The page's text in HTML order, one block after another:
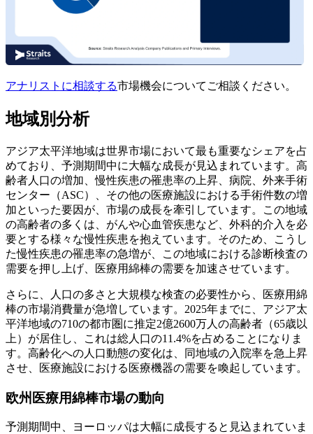
アナリストに相談する市場機会についてご相談ください。
地域別分析
アジア太平洋地域は世界市場において最も重要なシェアを占
めており、予測期間中に大幅な成長が見込まれています。高
齢者人口の増加、慢性疾患の罹患率の上昇、病院、外来手術
センター（ASC）、その他の医療施設における手術件数の増
加といった要因が、市場の成長を牽引しています。この地域
の高齢者の多くは、がんや心血管疾患など、外科的介入を必
要とする様々な慢性疾患を抱えています。そのため、こうし
た慢性疾患の罹患率の急増が、この地域における診断検査の
需要を押し上げ、医療用綿棒の需要を加速させています。
さらに、人口の多さと大規模な検査の必要性から、医療用綿
棒の市場消費量が急増しています。2025年までに、アジア太
平洋地域の710の都市圏に推定2億2600万人の高齢者（65歳以
上）が居住し、これは総人口の11.4%を占めることになりま
す。高齢化への人口動態の変化は、同地域の入院率を急上昇
させ、医療施設における医療機器の需要を喚起しています。
欧州医療用綿棒市場の動向
予測期間中、ヨーロッパは大幅に成長すると見込まれていま